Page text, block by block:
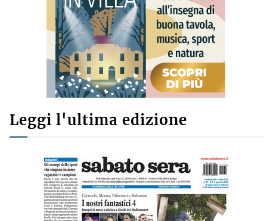
Leggi l'ultima edizione